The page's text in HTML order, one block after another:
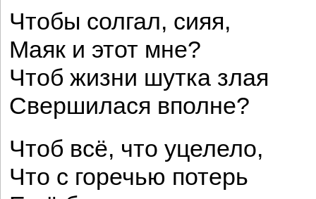
Чтобы солгал, сияя,
Маяк и этот мне?
Чтоб жизни шутка злая
Свершилася вполне?
Чтоб всё, что уцелело,
Что с горечью потерь